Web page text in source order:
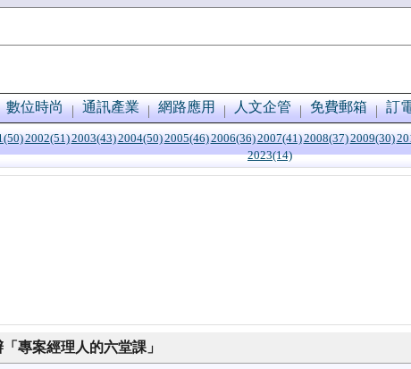
數位時尚 通訊產業 網路應用 人文企管 免費郵箱 訂
2002(51)2003(43)2004(50)2005(46)2006(36)2007(41)2008(37)2009(30)
2023(14)
專案經理人的六堂課」